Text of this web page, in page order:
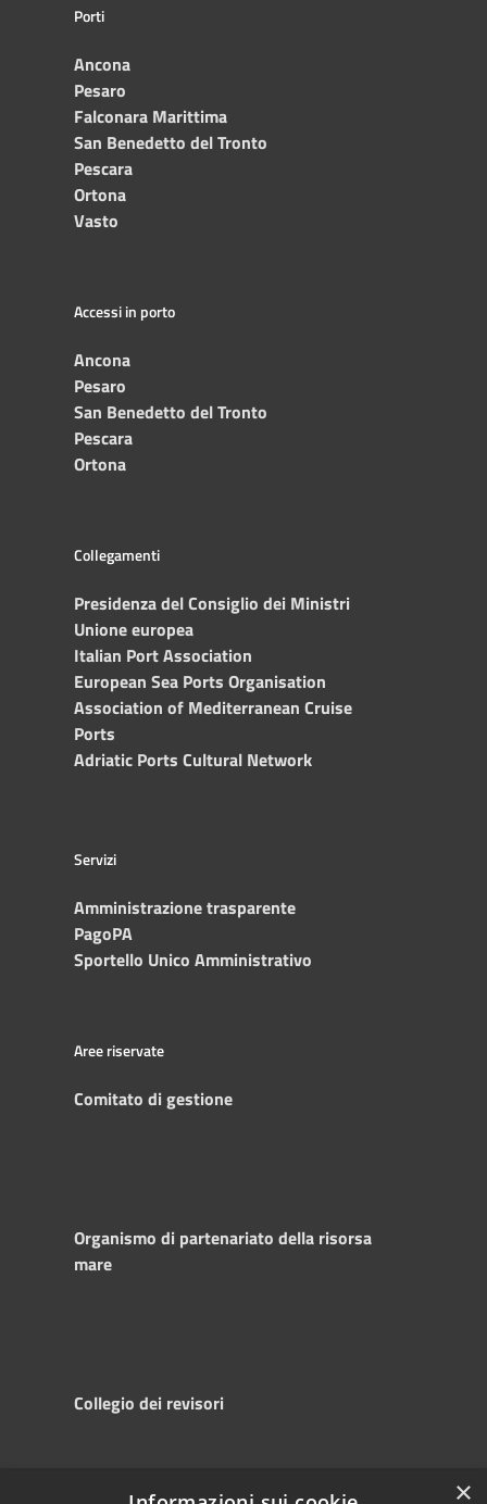
Porti
Ancona
Pesaro
Falconara Marittima
San Benedetto del Tronto
Pescara
Ortona
Vasto
Accessi in porto
Ancona
Pesaro
San Benedetto del Tronto
Pescara
Ortona
Collegamenti
Presidenza del Consiglio dei Ministri
Unione europea
Italian Port Association
European Sea Ports Organisation
Association of Mediterranean Cruise
Ports
Adriatic Ports Cultural Network
Servizi
Amministrazione trasparente
PagoPA
Sportello Unico Amministrativo
Aree riservate
Comitato di gestione
Organismo di partenariato della risorsa
mare
Collegio dei revisori
×